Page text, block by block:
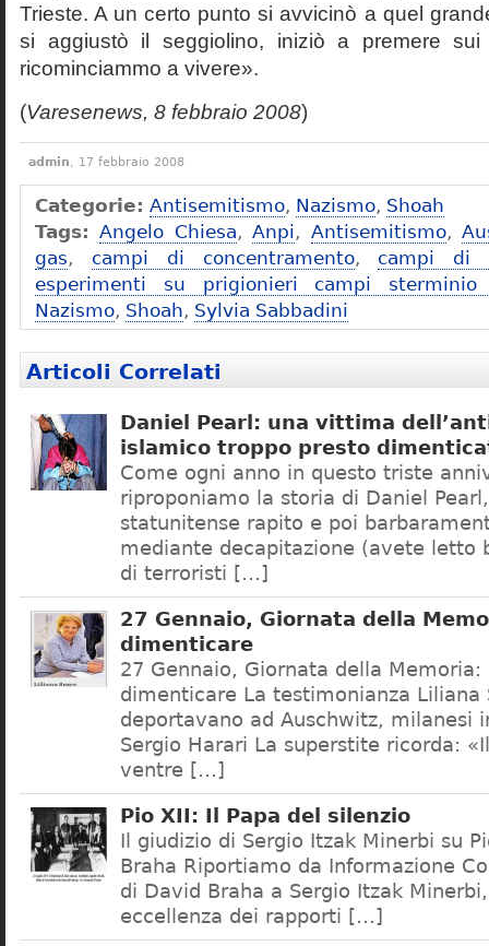
Trieste. A un certo punto si avvicinò a quel
si aggiustò il seggiolino, iniziò a premere
ricominciammo a vivere».
(Varesenews, 8 febbraio 2008)
admin, 17 febbraio 2008
Categorie: Antisemitismo, Nazismo, Shoah
Tags: Angelo Chiesa,Anpi, Antisemitismo,
gas, campi di concentramento, campi di
esperimenti su prigionieri campi sterminio
Nazismo, Shoah, Sylvia Sabbadini
Articoli Correlati
Daniel Pearl: una vittima
islamico troppo presto
Come ogni anno in questo triste
riproponiamo la storia di Daniel
statunitense rapito e poi
mediante decapitazione (avete letto
di terroristi […]
27 Gennaio, Giornata della
dimenticare
27 Gennaio, Giornata della Memoria:
dimenticare La testimonianza Liliana
deportavano ad Auschwitz, milanesi
Sergio Harari La superstite ricorda:
ventre […]
Pio XII: Il Papa del silenzio
Il giudizio di Sergio Itzak Minerbi su
Braha Riportiamo da Informazione
di David Braha a Sergio Itzak
eccellenza dei rapporti […]